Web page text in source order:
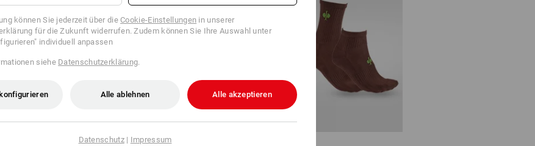
können Sie jederzeit über dieCookie-Einstellungen in unserer
für die Zukunft widerrufen. Zudem können Sie Ihre Auswahl unter
individuell anpassen
siehe Datenschutzerklärung.
Alle ablehnen Alle akzeptieren
Datenschutz| Impressum